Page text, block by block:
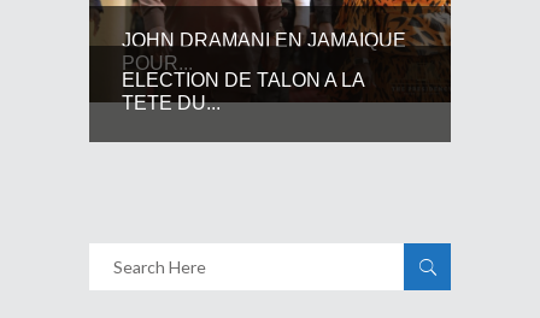
JOHN DRAMANI EN JAMAIQUE
POUR...
ELECTION DE TALON A LA
TETE DU...